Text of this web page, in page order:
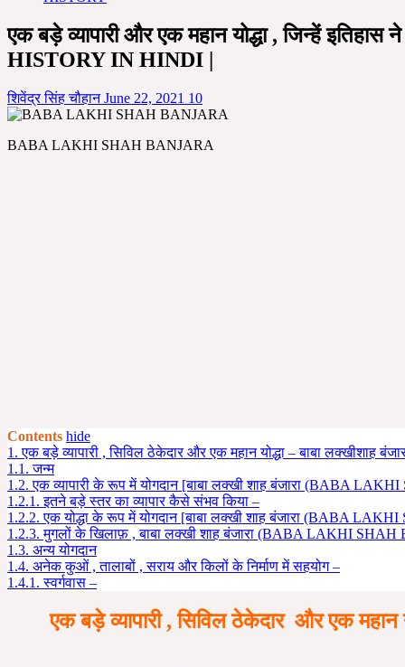
एक बड़े व्यापारी और एक महान योद्धा , जिन्हें
HISTORY IN HINDI |
शिवेंद्र सिंह चौहानJune 22, 2021 10
BABA LAKHI SHAH BANJARA
Contents hide
1. एक बड़े व्यापारी , सिविल ठेकेदार और एक महान योद्धा – बाबा
1.1. जन्म
1.2. एक व्यापारी के रूप में योगदान [बाबा लक्खी शाह बंजारा (BABA
1.2.1. इतने बड़े स्तर का व्यापार कैसे संभव किया –
1.2.2. एक योद्धा के रूप में योगदान [बाबा लक्खी शाह बंजारा (BABA
1.2.3. मुगलों के खिलाफ़ , बाबा लक्खी शाह बंजारा (BABA LAKHI SHAH
1.3. अन्य योगदान
1.4. अनेक कुओं , तालाबों , सराय और किलों के निर्माण में सहयोग –
1.4.1. स्वर्गवास –
एक बड़े व्यापारी , सिविल ठेकेदार और एक